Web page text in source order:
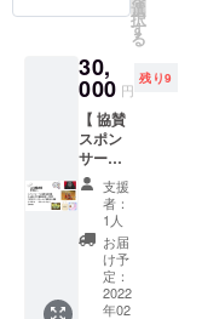
（詳し
くは一
関文化
セン
ターの
「施設
の利用
につい
て」
ホーム
ページ
でご確
認願い
だきま
す。 ②
ご協力
感謝の
アナウ
ンスを
させて
いただ
きま
す。 ※
支援時
に必ず
ンド
名を掲
載 ・一
関一輪
車クラ
ブの活
動にご
支援を
いただ
ける個
人・企
業・団
体の皆
様への
選
択
す
る
30,
000 円
残り9
【 協賛
スポン
サー向
け C
セッ
ト】パ
ンフ
レット
に協賛
名を掲
載＋会
支援
者：
1人
お届
け予
定：
2022
年02